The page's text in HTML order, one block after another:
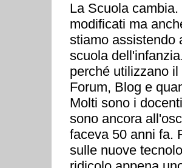
La Scuola
modificati ma
stiamo assistendo
scuola
perché utilizzano
Forum, Blog e
Molti sono i
sono ancora
faceva 50 anni fa.
sulle nuove